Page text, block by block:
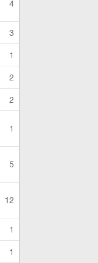
4
3
1
2
2
1
5
12
1
1